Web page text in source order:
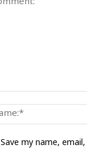
Save my name,